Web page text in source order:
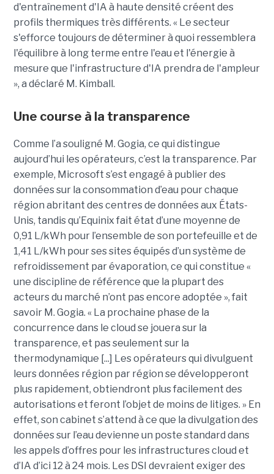
d'entraînement d'IA à haute densité créent des
profils thermiques très différents. « Le secteur
s'efforce toujours de déterminer à quoi ressemblera
l'équilibre à long terme entre l'eau et l'énergie à
mesure que l'infrastructure d'IA prendra de l'ampleur
», a déclaré M. Kimball.
Une course à la transparence
Comme l’a souligné M. Gogia, ce qui distingue
aujourd’hui les opérateurs, c’est la transparence. Par
exemple, Microsoft s’est engagé à publier des
données sur la consommation d’eau pour chaque
région abritant des centres de données aux États-
Unis, tandis qu’Equinix fait état d’une moyenne de
0,91 L/kWh pour l’ensemble de son portefeuille et de
1,41 L/kWh pour ses sites équipés d’un système de
refroidissement par évaporation, ce qui constitue «
une discipline de référence que la plupart des
acteurs du marché n’ont pas encore adoptée », fait
savoir M. Gogia. « La prochaine phase de la
concurrence dans le cloud se jouera sur la
transparence, et pas seulement sur la
thermodynamique [...] Les opérateurs qui divulguent
leurs données région par région se développeront
plus rapidement, obtiendront plus facilement des
autorisations et feront l’objet de moins de litiges. » En
effet, son cabinet s’attend à ce que la divulgation des
données sur l’eau devienne un poste standard dans
les appels d’offres pour les infrastructures cloud et
d’IA d’ici 12 à 24 mois. Les DSI devraient exiger des